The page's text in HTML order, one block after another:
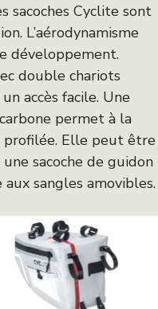
sacoches Cyclite sont
L’aérodynamisme
développement.
double chariots
accès facile. Une
permet à la
profilée. Elle peut être
sacoche de guidon
sangles amovibles.